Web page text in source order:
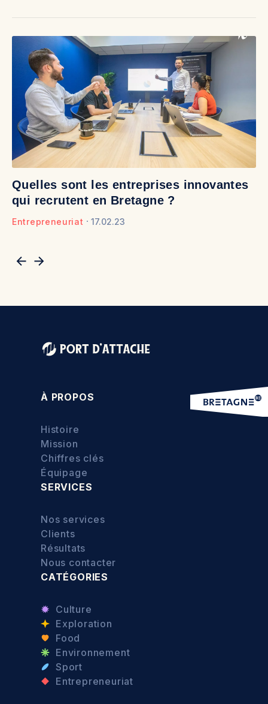
Quelles sont les entreprises innovantes
qui recrutent en Bretagne ?
Entrepreneuriat 17.02.23
À PROPOS
Histoire
Mission
Chiffres clés
Équipage
SERVICES
Nos services
Clients
Résultats
Nous contacter
CATÉGORIES
Culture
Exploration
Food
Environnement
Sport
Entrepreneuriat